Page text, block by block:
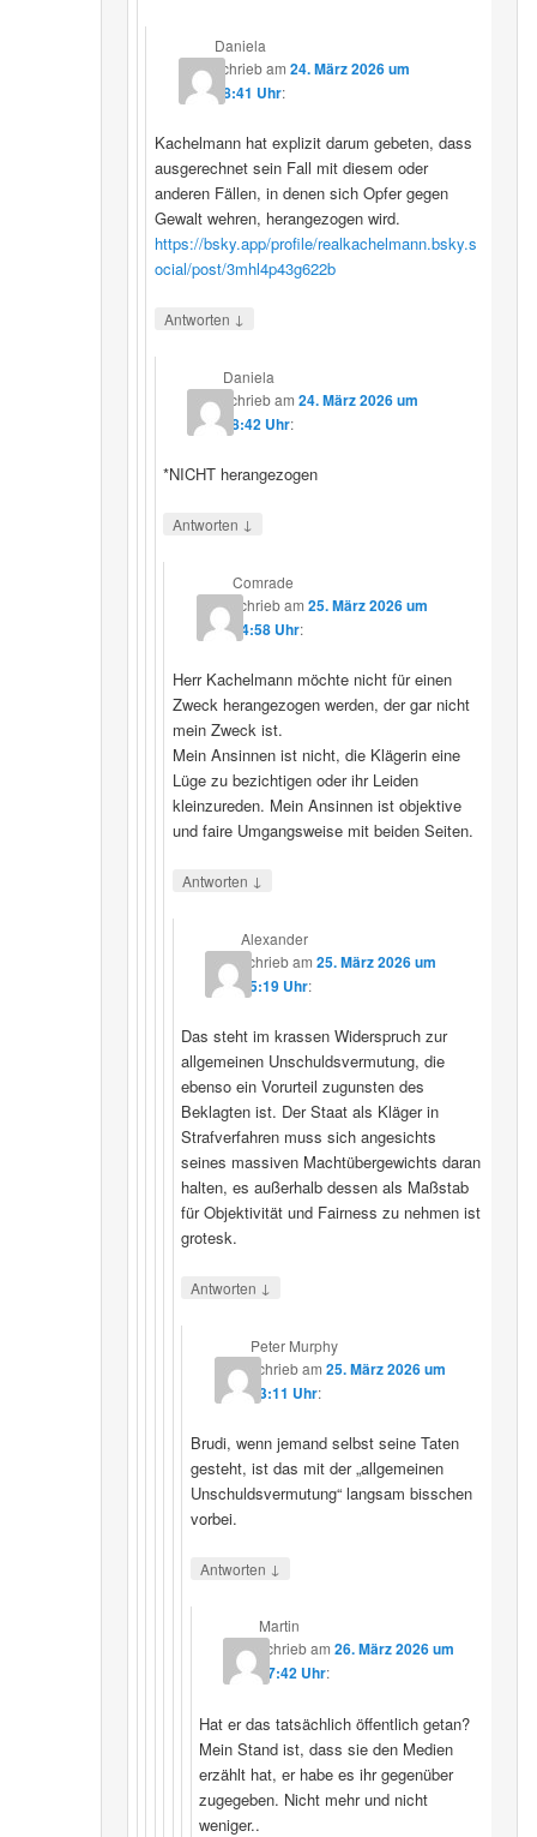
Daniela
schriebam 24. März 2026 um
08:41 Uhr:
Kachelmann hat explizit darum gebeten, dass
ausgerechnet sein Fall mit diesem oder
anderen Fällen, in denen sich Opfer gegen
Gewalt wehren, herangezogen wird.
https://bsky.app/profile/realkachelmann.bsky.s
ocial/post/3mhl4p43g622b
Antworten ↓
Daniela
schriebam24. März 2026 um
08:42 Uhr:
*NICHT herangezogen
Antworten ↓
Comrade
schriebam 25. März 2026 um
14:58 Uhr:
Herr Kachelmann möchte nicht für einen
Zweck herangezogen werden, der gar nicht
mein Zweck ist.
Mein Ansinnen ist nicht, die Klägerin eine
Lüge zu bezichtigen oder ihr Leiden
kleinzureden. Mein Ansinnen ist objektive
und faire Umgangsweise mit beiden Seiten.
Antworten ↓
Alexander
schriebam25. März 2026 um
15:19 Uhr:
Das steht im krassen Widerspruch zur
allgemeinen Unschuldsvermutung, die
ebenso ein Vorurteil zugunsten des
Beklagten ist. Der Staat als Kläger in
Strafverfahren muss sich angesichts
seines massiven Machtübergewichts daran
halten, es außerhalb dessen als Maßstab
für Objektivität und Fairness zu nehmen ist
grotesk.
Antworten ↓
Peter Murphy
schriebam 25. März 2026 um
23:11 Uhr:
Brudi, wenn jemand selbst seine Taten
gesteht, ist das mit der „allgemeinen
Unschuldsvermutung“ langsam bisschen
vorbei.
Antworten ↓
Martin
schriebam26. März 2026 um
07:42 Uhr:
Hat er das tatsächlich öffentlich getan?
Mein Stand ist, dass sie den Medien
erzählt hat, er habe es ihr gegenüber
zugegeben. Nicht mehr und nicht
weniger..